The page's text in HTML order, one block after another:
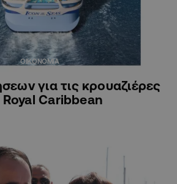
ΟΙΚΟΝΟΜΙΑ
για τις κρουαζιέρες
Royal Caribbean